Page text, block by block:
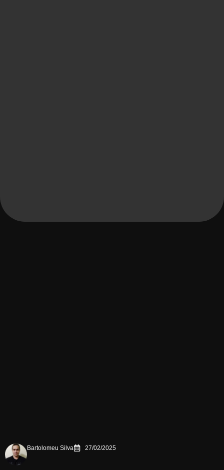
Bartolomeu Silva 27/02/2025